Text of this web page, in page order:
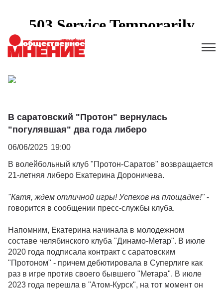
В саратовский "Протон" вернулась
"погулявшая" два года либеро
06/06/2025 19:00
В волейбольный клуб "Протон-Саратов" возвращается
21-летняя либеро Екатерина Дороничева.
"Катя, ждем отличной игры! Успехов на площадке!"-
говорится в сообщении пресс-службы клуба.
Напомним, Екатерина начинала в молодежном
составе челябинского клуба "Динамо-Метар". В июле
2020 года подписала контракт с саратовским
"Протоном" - причем дебютировала в Суперлиге как
раз в игре против своего бывшего "Метара". В июле
2023 года перешла в "Атом-Курск", на тот момент он